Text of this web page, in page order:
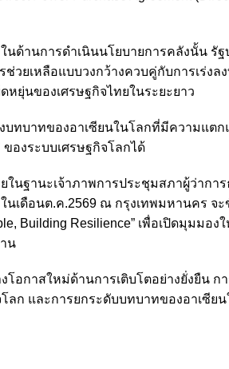
นด้านการดำเนินนโยบายการคลังนั้น รั
วยเหลือแบบวงกว้างควบคู่กับการเร่ง
หยุ่นของเศรษฐกิจไทยในระยะยาว
บทบาทของอาเซียนในโลกที่มีความแตก
ของระบบเศรษฐกิจโลกได้
ในฐานะเจ้าภาพการประชุมสภาผู้ว่ากา
ในเดือนต.ค.2569 ณ กรุงเทพมหานคร จ
Building Resilience” เพื่อเปิดมุมม
น
โอกาสใหม่ด้านการเติบโตอย่างยั่งยืน
ลก และการยกระดับบทบาทของอาเซี